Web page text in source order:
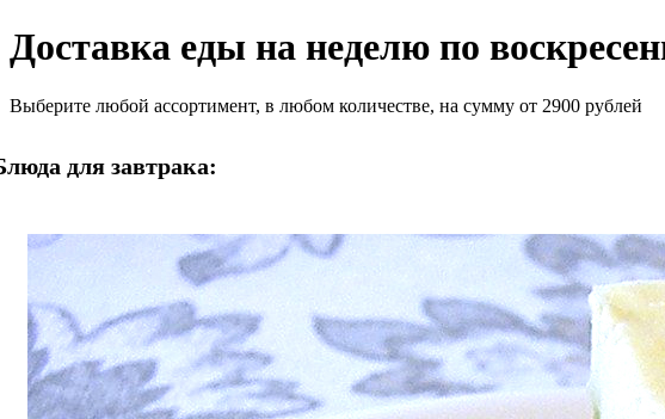
Доставка еды на неделю по
Выберите любой ассортимент, в любом количестве, на сумму от 2900 рублей
для завтрака: